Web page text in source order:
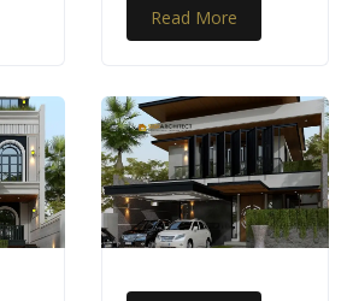
Read More